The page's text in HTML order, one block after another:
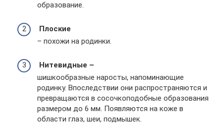
образование.
Плоские
– похожи на родинки.
Нитевидные –
шишкообразные наросты, напоминающие
родинку. Впоследствии они распространяются и
превращаются в сосочкоподобные образования
размером до 6 мм. Появляются на коже в
области глаз, шеи, подмышек.